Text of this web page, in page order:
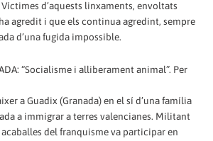
d’aquests linxaments, envoltats
agredit i que els continua agredint, sempre
d’una fugida impossible.
“Socialisme i alliberament animal”. Per
a Guadix (Granada) en el sí d’una família
a immigrar a terres valencianes. Militant
del franquisme va participar en